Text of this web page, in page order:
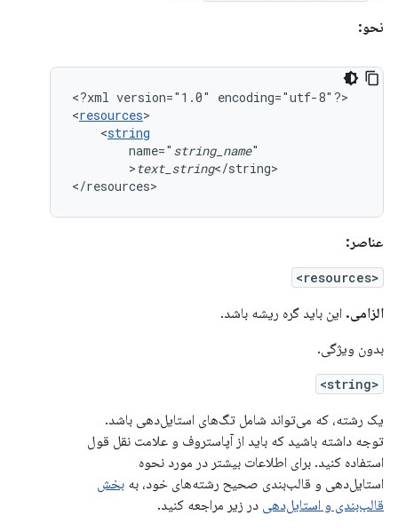
نحو:
<?xml version="1.0"
encoding="utf-8"?>
<resources
<string
name=" string_name
>text_string</string>
</resources>
عناصر:
<resources>
الزامی. این باید گره ریشه باشد.
بدون ویژگی.
<string>
یک رشته، که می‌تواند شامل تگ‌های استایل‌دهی باشد.
توجه داشته باشید که باید از آپاستروف و علامت نقل قول
استفاده کنید. برای اطلاعات بیشتر در مورد نحوه
استایل‌دهی و قالب‌بندی صحیح رشته‌های خود، به بخش
قالب‌بندی و استایل‌دهی در زیر مراجعه کنید.